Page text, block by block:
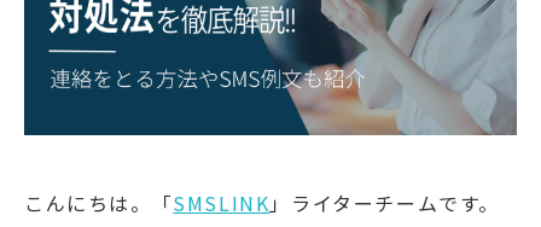
こんにちは。「SMSLINK」ライターチームです。